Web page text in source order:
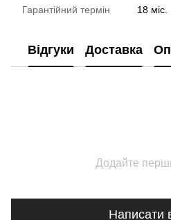
Гарантійний термін 18 міс.
Відгуки Доставка
Додайте
Написати